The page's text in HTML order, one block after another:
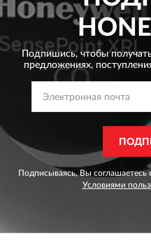
Подпишись, чтобы
предложениях,
Подписываясь, Вы соглашаетесь
Условиями